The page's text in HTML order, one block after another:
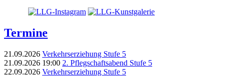
Termine
21.09.2026 Verkehrserziehung Stufe 5
21.09.2026 19:00 2. Pflegschaftsabend Stufe 5
22.09.2026 Verkehrserziehung Stufe 5